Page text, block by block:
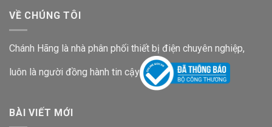
VỀ CHÚNG TÔI
Chánh Hãng là nhà phân phối thiết bị điện chuyên nghiệp,
luôn là người đồng hành tin cậy
BÀI VIẾT MỚI